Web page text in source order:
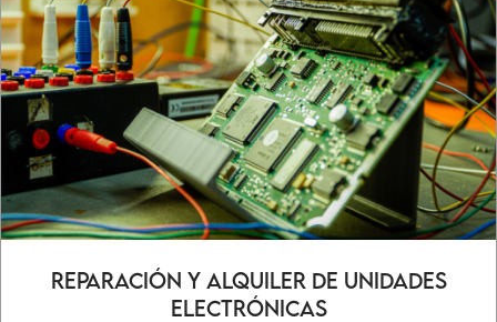
REPARACIÓN Y ALQUILER DE UNIDADES
ELECTRÓNICAS